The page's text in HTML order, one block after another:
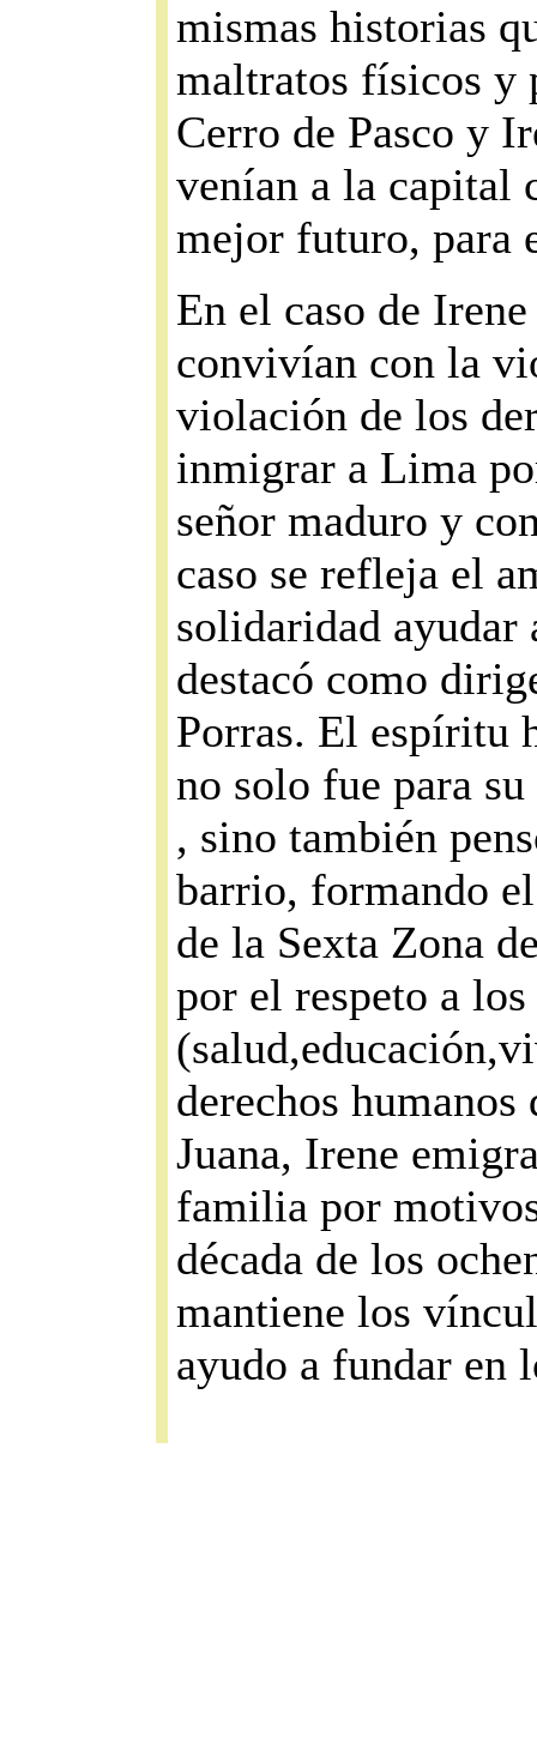
mismas historias
maltratos físicos y
Cerro de Pasco y
venían a la capital
mejor futuro, para
En el caso de
convivían con la
violación de los
inmigrar a Lima
señor maduro y
caso se refleja el
solidaridad ayudar
destacó como
Porras. El espíritu
no solo fue para
, sino también
barrio, formando
de la Sexta Zona
por el respeto a
derechos
Juana, Irene
familia por
década de los
mantiene los
ayudo a fundar en